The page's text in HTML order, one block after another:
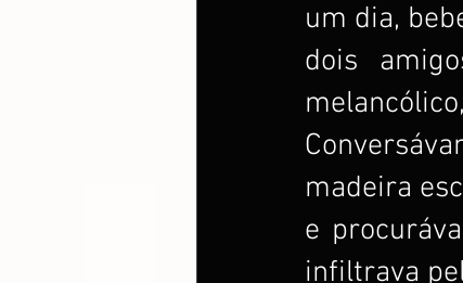
um dia,
dois
madeira
e
infiltrava